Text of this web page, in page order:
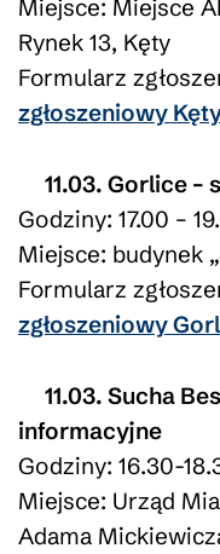
Miejsce: Miejsce
Rynek 13, Kęty
Formularz
zgłoszeniowy
11.03. Gorlice
Godziny: 17.00 –
Miejsce: budynek
Formularz
zgłoszeniowy
11.03. Sucha
informacyjne
Godziny: 16.30-
Miejsce: Urząd
Adama